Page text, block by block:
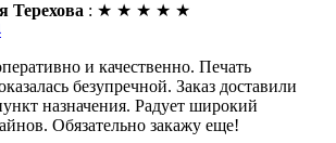
Терехова : ★ ★ ★ ★ ★
и качественно. Печать
безупречной. Заказ доставили
назначения. Радует широкий
Обязательно закажу еще!